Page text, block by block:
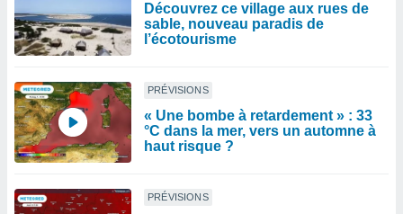
Découvrez ce village aux rues de
sable, nouveau paradis de
l’écotourisme
PRÉVISIONS
« Une bombe à retardement » : 33
°C dans la mer, vers un automne à
haut risque ?
PRÉVISIONS